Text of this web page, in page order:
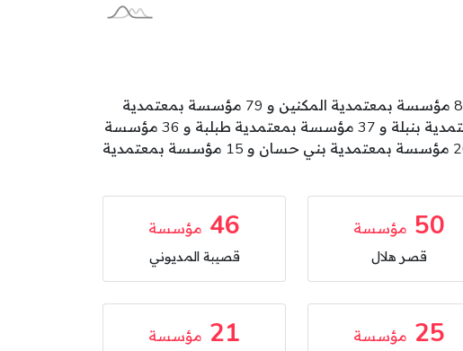
تتوزع مؤسسات الطفولة بولاية المنستير على المعتمديات كالآتي: 108 مؤسسة بمعتمدية المنستير و 83 مؤسسة بمعتمدية المكنين و 79 مؤسسة بمعتمدية
جمال و 50 مؤسسة بمعتمدية قصر هلال و 46 مؤسسة بمعتمدية قصيبة المديوني و 40 مؤسسة بمعتمدية بنبلة و 37 مؤسسة بمعتمدية طبلبة و 36 مؤسسة
بمعتمدية الساحلين و 25 مؤسسة بمعتمدية صيادة لمطة بوحجر و 21 مؤسسة بمعتمدية زرمدين و 20 مؤسسة بمعتمدية بني حسان و 15 مؤسسة بمعتمدية
50 مؤسسة
قصر هلال
46 مؤسسة
قصيبة المديوني
25 مؤسسة 21 مؤسسة